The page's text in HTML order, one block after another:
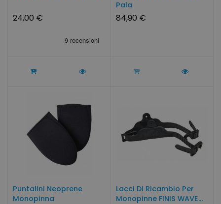
24,00 €
Pala
84,90 €
Puntalini Neoprene
Monopinna
Lacci Di Ricambio Per
Monopinne FINIS WAVE...